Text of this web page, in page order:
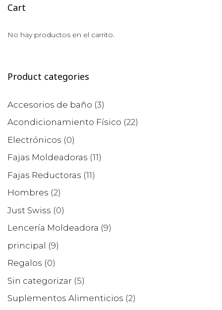
Cart
No hay productos en el carrito.
Product categories
Accesorios de baño (3)
Acondicionamiento Físico (22)
Electrónicos (0)
Fajas Moldeadoras (11)
Fajas Reductoras (11)
Hombres (2)
Just Swiss (0)
Lencería Moldeadora (9)
principal (9)
Regalos (0)
Sin categorizar (5)
Suplementos Alimenticios (2)